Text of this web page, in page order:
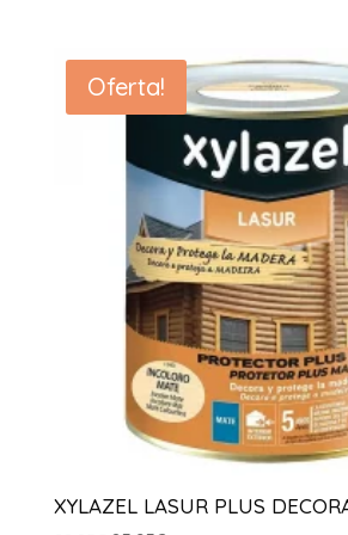
21.95€
116.95€
Oferta!
XYLAZEL LASUR PLUS